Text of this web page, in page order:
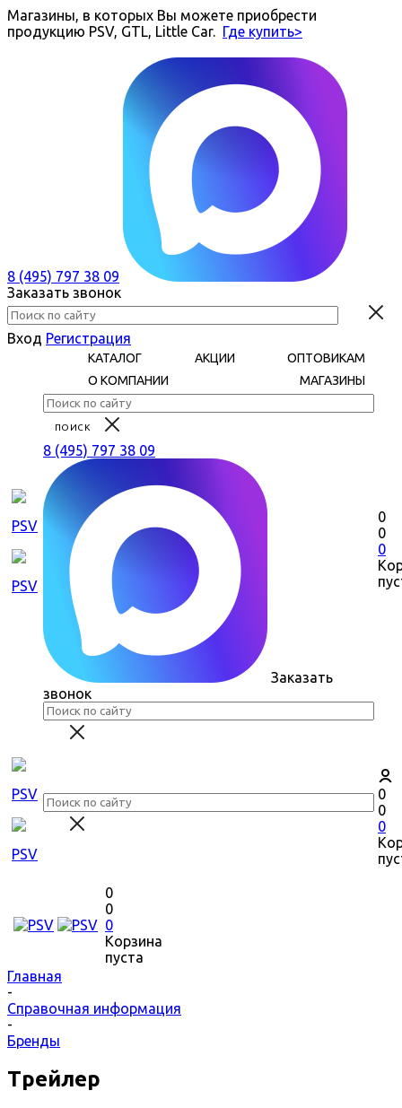
Магазины, в которых Вы можете приобрести
продукцию PSV, GTL, Little Car. Где купить>
8 (495) 797 38 09
Заказать звонок
Вход Регистрация
КАТАЛОГ АКЦИИ
ОПТОВИКАМ
О КОМПАНИИ
МАГАЗИНЫ
8 (495) 797 38 09
Заказать
звонок
0
0
0
0
0
0
0
0
0
Корзина
пуста
Главная
-
Справочная информация
-
Бренды
Трейлер